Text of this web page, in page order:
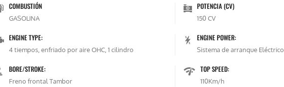
COMBUSTIÓN
GASOLINA
POTENCIA (CV)
150 CV
ENGINE TYPE:
4 tiempos, enfriado por aire OHC, 1 cilindro
ENGINE POWER:
Sistema de arranque Eléctrico
BORE/STROKE:
Freno frontal Tambor
TOP SPEED:
110Km/h